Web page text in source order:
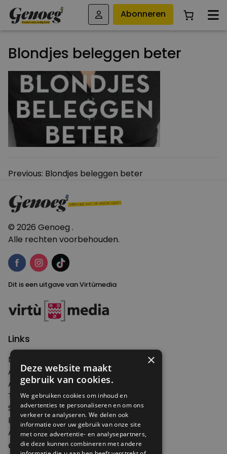
Abonneren
Blondjes beleggen beter
Bericht
Previous: Blondjes beleggen beter
© 2026 Genoeg .
Alle rechten voorbehouden.
Dit is een uitgave van Virtùmedia
Links
Nieuws
Artikelen
Agenda
Thema's
Shop
Edities
Abonneren
Over Genoeg
×
Deze website maakt
gebruik van cookies.
We gebruiken cookies om inhoud en
advertenties te personaliseren en om ons
verkeer te analyseren. We delen ook
informatie over uw gebruik van onze site
met onze advertentie- en analysepartners,
die deze kunnen combineren met andere